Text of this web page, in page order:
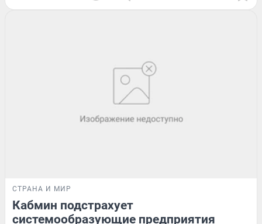
СТРАНА И МИР
Кабмин подстрахует
системообразующие предприятия